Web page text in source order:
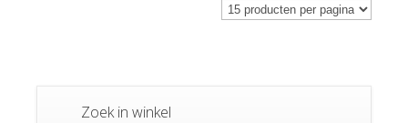
Zoek in winkel